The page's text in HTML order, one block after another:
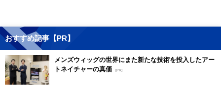
おすすめ記事【PR】
メンズウィッグの世界にまた新たな技術を投入したアー
トネイチャーの真価 [PR]